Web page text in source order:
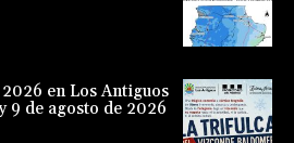
en Los Antiguos
9 de agosto de 2026